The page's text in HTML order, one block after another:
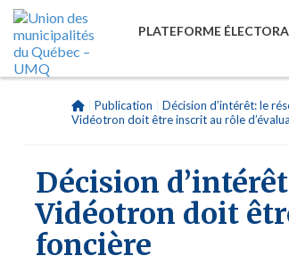
PLATEFORME
Publication
Décision d’intérêt: le
Vidéotron doit être inscrit au rôle
Décision
Vidéotron doit
foncière